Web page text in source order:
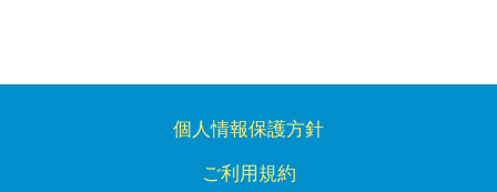
個人情報保護方針
ご利用規約